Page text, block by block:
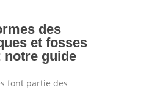
des
et fosses
notre guide
font partie des